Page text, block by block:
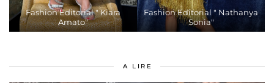
Fashion Editorial " Kiara
Amato"
Fashion Editorial " Nathanya
Sonia"
A LIRE